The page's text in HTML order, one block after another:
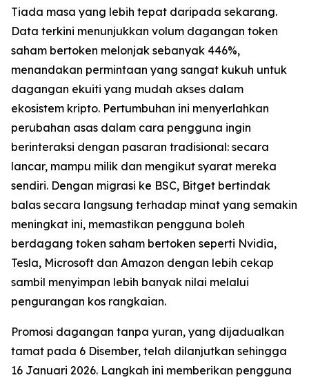
Tiada masa yang lebih tepat daripada sekarang.
Data terkini menunjukkan volum dagangan token
saham bertoken melonjak sebanyak 446%,
menandakan permintaan yang sangat kukuh untuk
dagangan ekuiti yang mudah akses dalam
ekosistem kripto. Pertumbuhan ini menyerlahkan
perubahan asas dalam cara pengguna ingin
berinteraksi dengan pasaran tradisional: secara
lancar, mampu milik dan mengikut syarat mereka
sendiri. Dengan migrasi ke BSC, Bitget bertindak
balas secara langsung terhadap minat yang semakin
meningkat ini, memastikan pengguna boleh
berdagang token saham bertoken seperti Nvidia,
Tesla, Microsoft dan Amazon dengan lebih cekap
sambil menyimpan lebih banyak nilai melalui
pengurangan kos rangkaian.
Promosi dagangan tanpa yuran, yang dijadualkan
tamat pada 6 Disember, telah dilanjutkan sehingga
16 Januari 2026. Langkah ini memberikan pengguna